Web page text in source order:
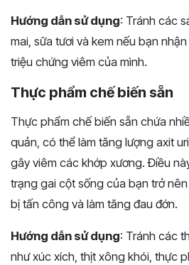
Hướng dẫn sử dụng: Tránh các
mai, sữa tươi và kem nếu bạn
triệu chứng viêm của mình.
Thực phẩm chế biến sẵn
Thực phẩm chế biến sẵn chứa
quản, có thể làm tăng lượng axit
gây viêm các khớp xương. Điều
trạng gai cột sống của bạn trở
bị tấn công và làm tăng đau đớn.
Hướng dẫn sử dụng: Tránh các
như xúc xích, thịt xông khói, thực